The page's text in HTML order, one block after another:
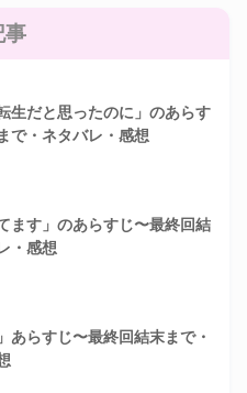
事
生だと思ったのに」のあらす
で・ネタバレ・感想
ます」のあらすじ〜最終回結
・感想
あらすじ〜最終回結末まで・